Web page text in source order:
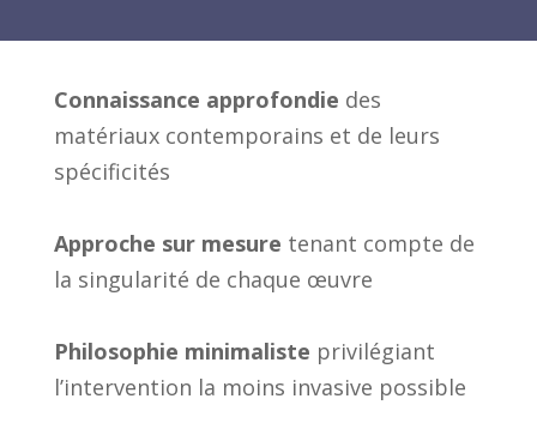
Connaissance approfondie des
matériaux contemporains et de leurs
spécificités
Approche sur mesure tenant compte de
la singularité de chaque œuvre
Philosophie minimaliste privilégiant
l’intervention la moins invasive possible